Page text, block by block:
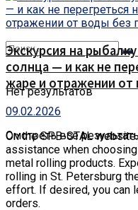
Нет результатов
Смотреть все
Экскурсия на
солнца — и как не
жаре и отражении
09.02.2026
On the SPB-STAL
assistance when
metal rolling products.
rolling in St. Petersburg
effort. If desired, you can
orders.